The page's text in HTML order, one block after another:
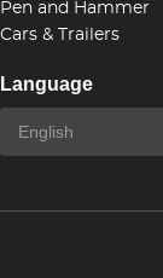
Pen and Hammer
Cars & Trailers
Language